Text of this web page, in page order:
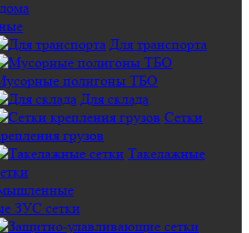
Для транспорта
полигоны ТБО
Для склада
Сетки
грузов
Такелажные
ЗУС сетки